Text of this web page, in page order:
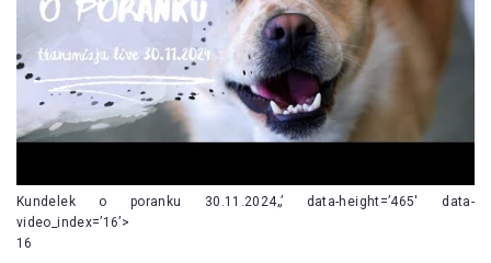
Kundelek o poranku 30.11.2024„’ data-height=’465′ data-
video_index=’16’>
16